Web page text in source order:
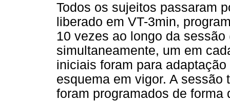
Todos os sujeitos passaram
liberado em VT-3min,
10 vezes ao longo da
simultaneamente, um em
iniciais foram para
esquema em vigor. A
foram programados de